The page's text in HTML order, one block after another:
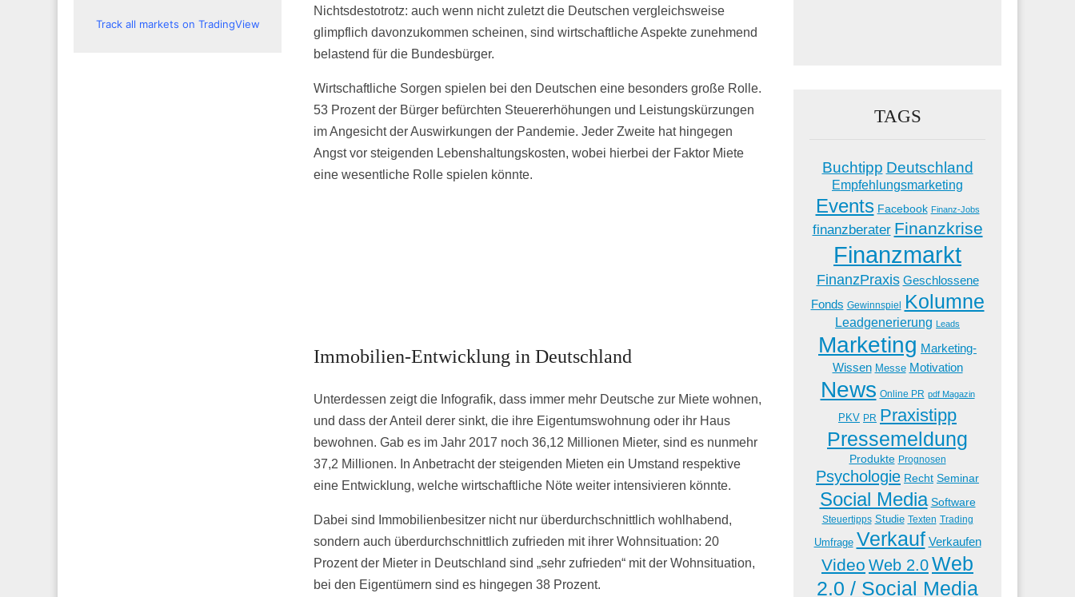
Nichtsdestotrotz: auch wenn nicht zuletzt die Deutschen vergleichsweise
glimpflich davonzukommen scheinen, sind wirtschaftliche Aspekte zunehmend
belastend für die Bundesbürger.
Wirtschaftliche Sorgen spielen bei den Deutschen eine besonders große Rolle.
53 Prozent der Bürger befürchten Steuererhöhungen und Leistungskürzungen
im Angesicht der Auswirkungen der Pandemie. Jeder Zweite hat hingegen
Angst vor steigenden Lebenshaltungskosten, wobei hierbei der Faktor Miete
eine wesentliche Rolle spielen könnte.
Immobilien-Entwicklung in Deutschland
Unterdessen zeigt die Infografik, dass immer mehr Deutsche zur Miete wohnen,
und dass der Anteil derer sinkt, die ihre Eigentumswohnung oder ihr Haus
bewohnen. Gab es im Jahr 2017 noch 36,12 Millionen Mieter, sind es nunmehr
37,2 Millionen. In Anbetracht der steigenden Mieten ein Umstand respektive
eine Entwicklung, welche wirtschaftliche Nöte weiter intensivieren könnte.
Dabei sind Immobilienbesitzer nicht nur überdurchschnittlich wohlhabend,
sondern auch überdurchschnittlich zufrieden mit ihrer Wohnsituation: 20
Prozent der Mieter in Deutschland sind „sehr zufrieden“ mit der Wohnsituation,
bei den Eigentümern sind es hingegen 38 Prozent.
Track all markets on TradingView
TAGS
Buchtipp Deutschland
Empfehlungsmarketing
Events Facebook Finanz-Jobs
finanzberater Finanzkrise
Finanzmarkt
FinanzPraxis Geschlossene
Fonds Gewinnspiel Kolumne
Leadgenerierung Leads
Marketing Marketing-
Wissen Messe Motivation
News Online PR pdf Magazin
PKV PR Praxistipp
Pressemeldung
Produkte Prognosen
Psychologie Recht Seminar
Social Media Software
Steuertipps Studie Texten Trading
Umfrage Verkauf Verkaufen
Video Web 2.0Web
2.0 / Social Media